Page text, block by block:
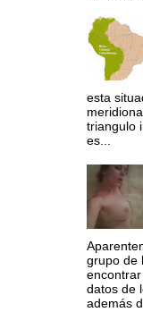
esta
triangulo
es...
grupo de
datos de
además